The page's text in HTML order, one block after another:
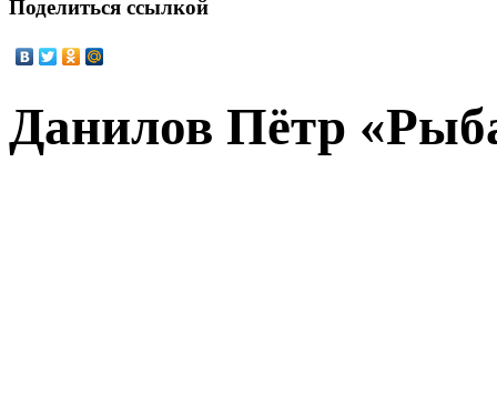
Поделиться ссылкой
Данилов Пётр